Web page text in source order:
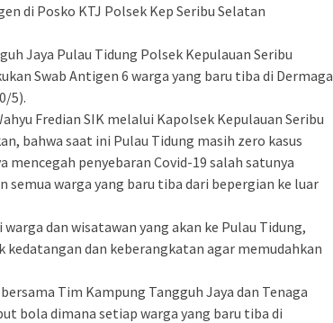
di Posko KTJ Polsek Kep Seribu Selatan
Jaya Pulau Tidung Polsek Kepulauan Seribu
Swab Antigen 6 warga yang baru tiba di Dermaga
5).
Fredian SIK melalui Kapolsek Kepulauan Seribu
bahwa saat ini Pulau Tidung masih zero kasus
mencegah penyebaran Covid-19 salah satunya
semua warga yang baru tiba dari bepergian ke luar
dan wisatawan yang akan ke Pulau Tidung,
kedatangan dan keberangkatan agar memudahkan
Tim Kampung Tangguh Jaya dan Tenaga
bola dimana setiap warga yang baru tiba di